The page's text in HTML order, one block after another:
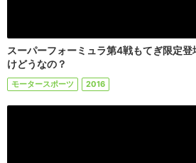
スーパーフォーミュラ第4戦もてぎ限定
けどうなの？
モータースポーツ 2016